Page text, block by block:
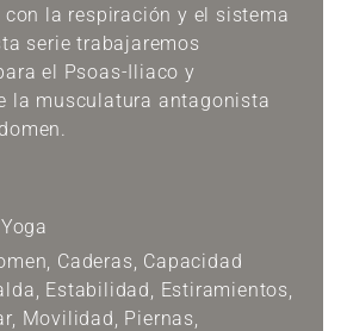
la respiración y el sistema
serie trabajaremos
el Psoas-Iliaco y
la musculatura antagonista
Yoga
Caderas Capacidad
Estabilidad Estiramientos
Movilidad Piernas